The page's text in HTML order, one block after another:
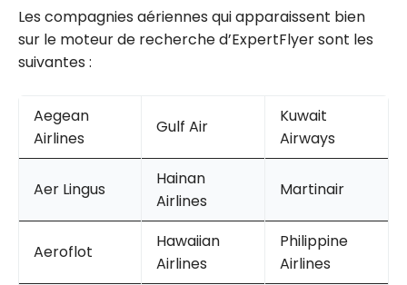
Les compagnies aériennes qui apparaissent bien
sur le moteur de recherche d’ExpertFlyer sont les
suivantes :
Aegean
Airlines
Gulf Air
Kuwait
Airways
Aer Lingus
Hainan
Airlines
Martinair
Aeroflot
Hawaiian
Airlines
Philippine
Airlines